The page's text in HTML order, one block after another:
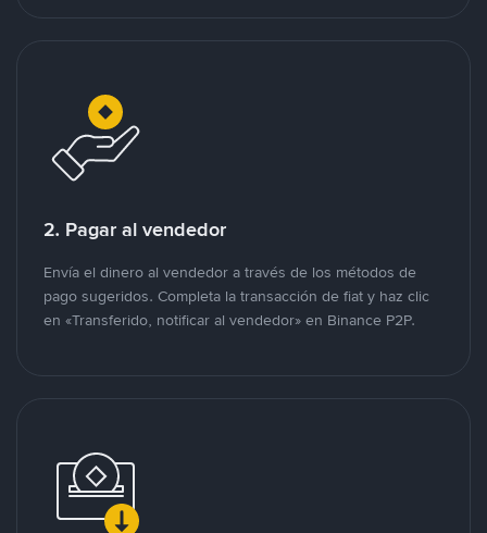
2. Pagar al vendedor
Envía el dinero al vendedor a través de los métodos de
pago sugeridos. Completa la transacción de fiat y haz clic
en «Transferido, notificar al vendedor» en Binance P2P.